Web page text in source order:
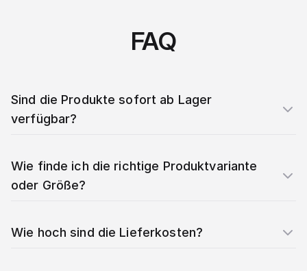
FAQ
Sind die Produkte sofort ab Lager
verfügbar?
Wie finde ich die richtige Produktvariante
oder Größe?
Wie hoch sind die Lieferkosten?